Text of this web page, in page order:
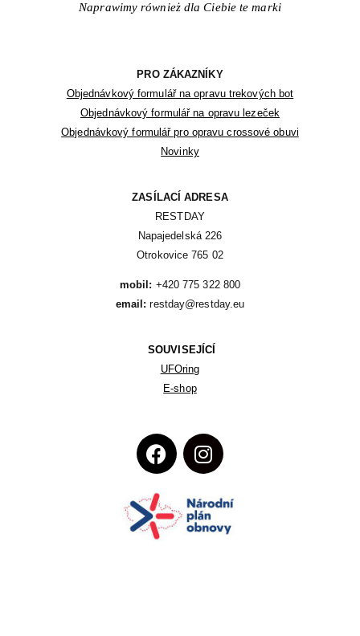
Naprawimy również dla Ciebie te marki
PRO ZÁKAZNÍKY
Objednávkový formulář na opravu trekových bot
Objednávkový formulář na opravu lezeček
Objednávkový formulář pro opravu crossové obuvi
Novinky
ZASÍLACÍ ADRESA
RESTDAY
Napajedelská 226
Otrokovice 765 02
mobil:
email: restday@restday.eu
SOUVISEJÍCÍ
UFOring
E-shop